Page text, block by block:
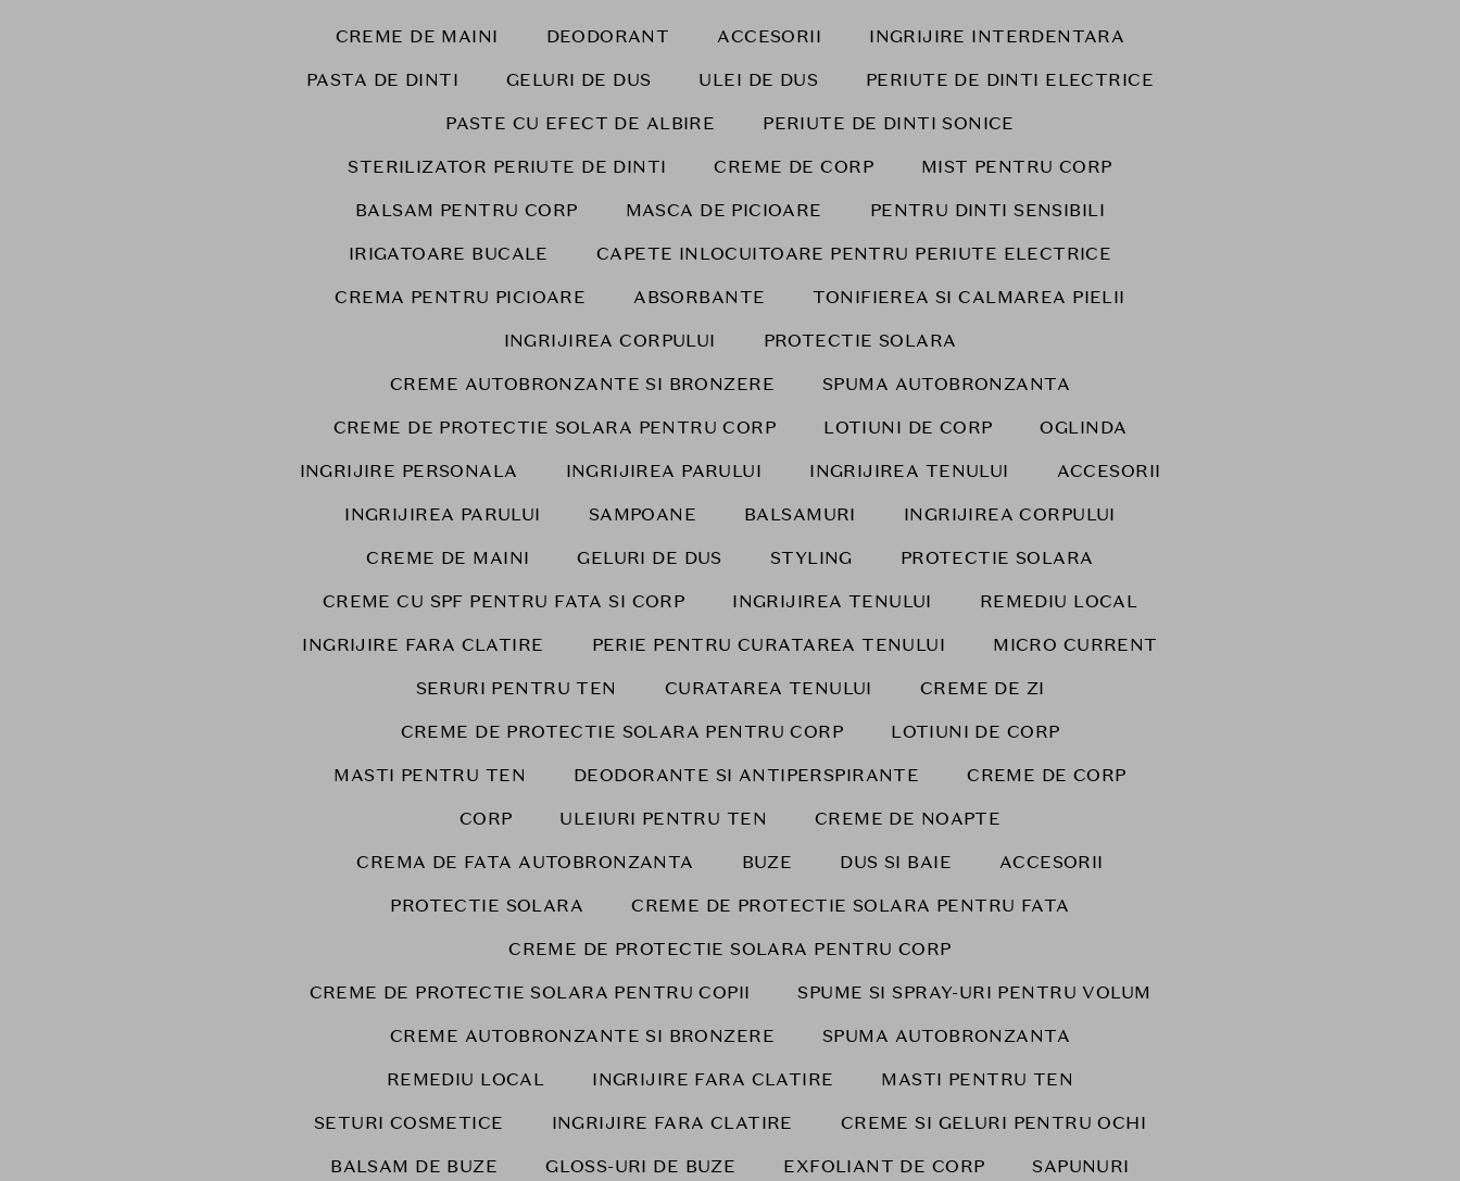
CREME DE MAINI DEODORANT ACCESORII
INGRIJIRE INTERDENTARA
PASTA DE DINTI
GELURI DE DUS ULEI DE DUS
PERIUTE DE DINTI ELECTRICE
PASTE CU EFECT DE ALBIRE
PERIUTE DE DINTI SONICE
STERILIZATOR PERIUTE DE DINTI
CREME DE CORP
MIST PENTRU CORP
BALSAM PENTRU CORP
MASCA DE PICIOARE
PENTRU DINTI SENSIBILI
IRIGATOARE BUCALE
CAPETE INLOCUITOARE PENTRU PERIUTE ELECTRICE
CREMA PENTRU PICIOARE
ABSORBANTE
TONIFIEREA SI CALMAREA PIELII
INGRIJIREA CORPULUI
PROTECTIE SOLARA
CREME AUTOBRONZANTE SI BRONZERE
SPUMA AUTOBRONZANTA
CREME DE PROTECTIE SOLARA PENTRU CORP
LOTIUNI DE CORP
OGLINDA
INGRIJIRE PERSONALA
INGRIJIREA PARULUI INGRIJIREA TENULUI
ACCESORII
INGRIJIREA PARULUI
SAMPOANE BALSAMURI
INGRIJIREA CORPULUI
CREME DE MAINI
GELURI DE DUS STYLING
PROTECTIE SOLARA
CREME CU SPF PENTRU FATA SI CORP
INGRIJIREA TENULUI
REMEDIU LOCAL
INGRIJIRE FARA CLATIRE
PERIE PENTRU CURATAREA TENULUI
MICRO CURRENT
SERURI PENTRU TEN
CURATAREA TENULUI
CREME DE ZI
CREME DE PROTECTIE SOLARA PENTRU CORP
LOTIUNI DE CORP
MASTI PENTRU TEN
DEODORANTE SI ANTIPERSPIRANTE
CREME DE CORP
CORP
ULEIURI PENTRU TEN
CREME DE NOAPTE
CREMA DE FATA AUTOBRONZANTA
BUZE DUS SI BAIE
ACCESORII
PROTECTIE SOLARA
CREME DE PROTECTIE SOLARA PENTRU FATA
CREME DE PROTECTIE SOLARA PENTRU CORP
CREME DE PROTECTIE SOLARA PENTRU COPII
SPUME SI SPRAY-URI PENTRU VOLUM
CREME AUTOBRONZANTE SI BRONZERE
SPUMA AUTOBRONZANTA
REMEDIU LOCAL
INGRIJIRE FARA CLATIRE
MASTI PENTRU TEN
SETURI COSMETICE
INGRIJIRE FARA CLATIRE
CREME SI GELURI PENTRU OCHI
BALSAM DE BUZE
GLOSS-URI DE BUZE EXFOLIANT DE CORP
SAPUNURI